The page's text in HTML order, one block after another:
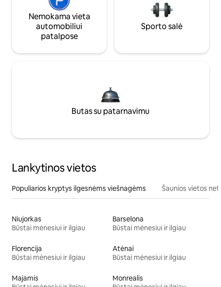
Nemokama vieta
automobiliui
patalpose
Sporto salė
Butas su patarnavimu
Lankytinos vietos
Populiarios kryptys ilgesnėms viešnagėms Šaunios vietos
Niujorkas
Būstai mėnesiui ir ilgiau
Barselona
Būstai mėnesiui ir ilgiau
Florencija
Būstai mėnesiui ir ilgiau
Atėnai
Būstai mėnesiui ir ilgiau
Majamis
Monrealis